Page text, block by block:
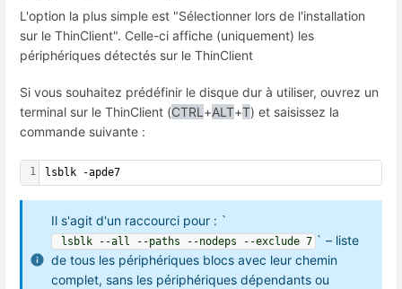
L'option la plus simple est "Sélectionner lors de l'installation
sur le ThinClient". Celle-ci affiche (uniquement) les
périphériques détectés sur le ThinClient
Si vous souhaitez prédéfinir le disque dur à utiliser, ouvrez un
terminal sur le ThinClient (CTRL+ALT+T) et saisissez la
commande suivante :
1 lsblk -apde7
Il s'agit d'un raccourci pour : `
lsblk --all --paths --nodeps --exclude 7 ` – liste
de tous les périphériques blocs avec leur chemin
complet, sans les périphériques dépendants ou